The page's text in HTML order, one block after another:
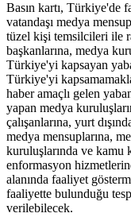
Basın kartı, Türkiye'de
vatandaşı medya
tüzel kişi temsilcileri ile
başkanlarına, medya
Türkiye'yi kapsayan
Türkiye'yi
haber amaçlı gelen
yapan medya
çalışanlarına, yurt
medya mensuplarına,
kuruluşlarında ve kamu
enformasyon
alanında faaliyet
faaliyette bulunduğu
verilebilecek.